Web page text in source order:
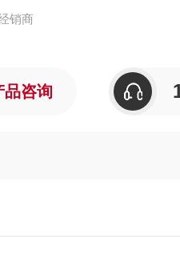
销商
品咨询